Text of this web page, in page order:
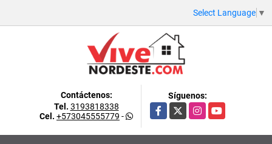
Select Language ▼
Contáctenos:
Tel. 3193818338
Cel. +573045555779 -
Síguenos:
Facebook
X InstagramYouTube